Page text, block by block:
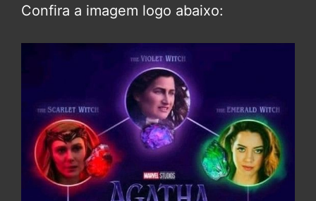
Confira a imagem logo abaixo: